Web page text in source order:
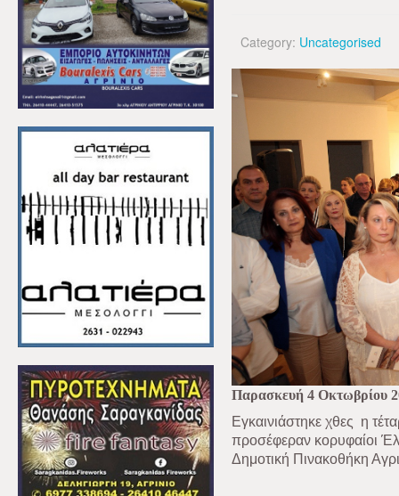
Category: Uncategorised
Παρασκευή 4 Οκτωβρίου
Εγκαινιάστηκε χθες η
προσέφεραν κορυφαίοι
Δημοτική Πινακοθήκη